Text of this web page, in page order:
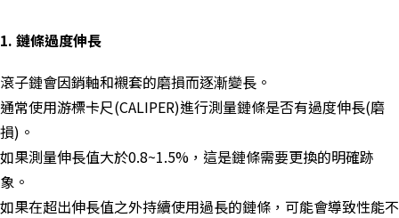
1. 鏈條過度伸長
滾子鏈會因銷軸和襯套的磨損而逐漸變長。
通常使用游標卡尺(CALIPER)進行測量鏈條是否有過度伸長(磨
損) 。
如果測量伸長值大於0.8~1.5% ，這是鏈條需要更換的明確跡
象。
如果在超出伸長值之外持續使用過長的鏈條，可能會導致性能不